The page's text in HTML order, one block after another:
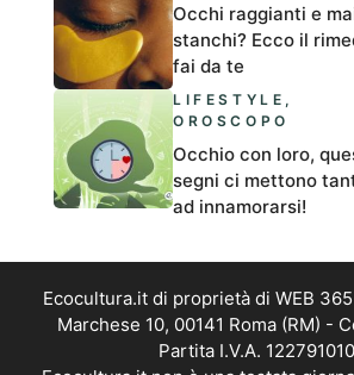
Occhi raggianti e
stanchi? Ecco il
fai da te
LIFESTYLE ,
OROSCOPO
Occhio con loro,
segni ci mettono
ad innamorarsi!
Ecocultura.it di proprietà di WEB
Marchese 10, 00141 Roma (RM) -
Partita I.V.A.